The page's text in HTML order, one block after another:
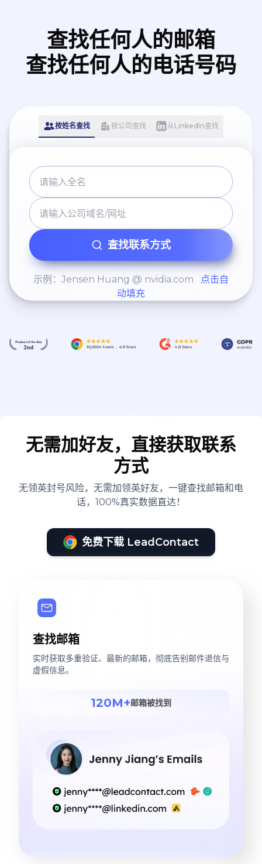
查找任何人的邮箱
查找任何人的电话号码
按姓名查找 按公司查找 从LinkedIn查找
查找联系方式
示例：Jensen Huang @ nvidia.com
点击自
动填充
无需加好友，直接获取联系
方式
无领英封号风险，无需加领英好友，一键查找邮箱和电
话，100%真实数据直达！
免费下载 LeadContact
查找邮箱
实时获取多重验证、最新的邮箱，彻底告别邮件退信与
虚假信息。
120M+邮箱被找到